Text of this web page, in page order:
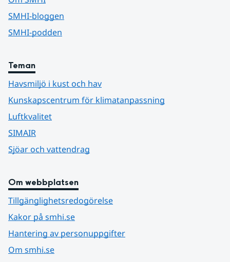
SMHI-bloggen
SMHI-podden
Teman
Havsmiljö i kust och hav
Kunskapscentrum för klimatanpassning
Luftkvalitet
SIMAIR
Sjöar och vattendrag
Om webbplatsen
Tillgänglighetsredogörelse
Kakor på smhi.se
Hantering av personuppgifter
Om smhi.se